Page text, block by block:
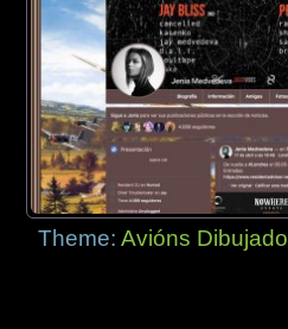
Theme:Avións Dibujado